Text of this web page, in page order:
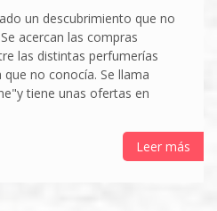
un descubrimiento que no
acercan las compras
las distintas perfumerías
no conocía. Se llama
tiene unas ofertas en
Leer más